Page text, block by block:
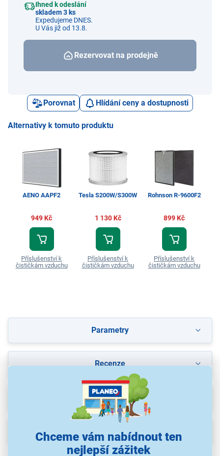
Chceme vám nabídnout ten
nejlepší zážitek
Ihned k odeslání
skladem 3 ks
Expedujeme DNES.
U Vás již od 13.8.
Rezervovat na prodejně
Porovnat Hlídání ceny a dostupnosti
Alternativy k tomuto produktu
AENO AAPF2
949 Kč
Příslušenství k
čističkám vzduchu
Tesla S200W/S300W
1 130 Kč
Příslušenství k
čističkám vzduchu
Rohnson R-9600F2
899 Kč
Příslušenství k
čističkám vzduchu
Parametry
Recenze
Ke stažení